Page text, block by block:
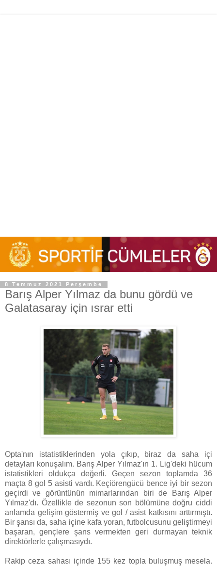
8 Temmuz 2021 Perşembe
Barış Alper Yılmaz da bunu gördü ve
Galatasaray için ısrar etti
Opta'nın istatistiklerinden yola çıkıp, biraz da saha içi
detayları konuşalım. Barış Alper Yılmaz'ın 1. Lig'deki hücum
istatistikleri oldukça değerli. Geçen sezon toplamda 36
maçta 8 gol 5 asisti vardı. Keçiörengücü bence iyi bir sezon
geçirdi ve görüntünün mimarlarından biri de Barış Alper
Yılmaz'dı. Özellikle de sezonun son bölümüne doğru ciddi
anlamda gelişim göstermiş ve gol / asist katkısını arttırmıştı.
Bir şansı da, saha içine kafa yoran, futbolcusunu geliştirmeyi
başaran, gençlere şans vermekten geri durmayan teknik
direktörlerle çalışmasıydı.
Rakip ceza sahası içinde 155 kez topla buluşmuş mesela.